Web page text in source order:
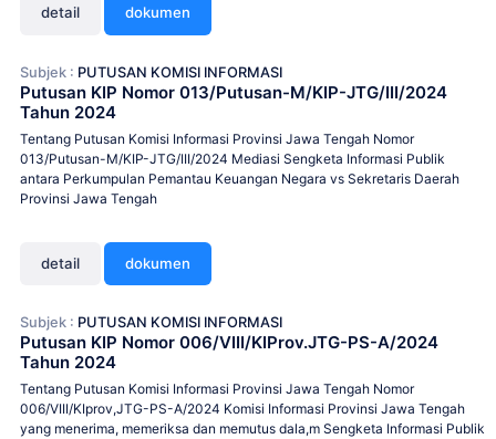
detail dokumen
Subjek : PUTUSAN KOMISI INFORMASI
Putusan KIP Nomor 013/Putusan-M/KIP-JTG/III/2024
Tahun 2024
Tentang Putusan Komisi Informasi Provinsi Jawa Tengah Nomor
013/Putusan-M/KIP-JTG/III/2024 Mediasi Sengketa Informasi Publik
antara Perkumpulan Pemantau Keuangan Negara vs Sekretaris Daerah
Provinsi Jawa Tengah
detail dokumen
Subjek : PUTUSAN KOMISI INFORMASI
Putusan KIP Nomor 006/VIII/KIProv.JTG-PS-A/2024
Tahun 2024
Tentang Putusan Komisi Informasi Provinsi Jawa Tengah Nomor
006/VIII/KIprov,JTG-PS-A/2024 Komisi Informasi Provinsi Jawa Tengah
yang menerima, memeriksa dan memutus dala,m Sengketa Informasi Publik